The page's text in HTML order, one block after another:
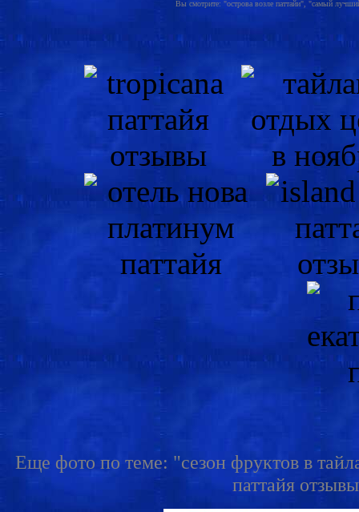
Вы смотрите: "острова возле паттайи", "самый
Еще фото по теме: "сезон фруктов в
паттайя